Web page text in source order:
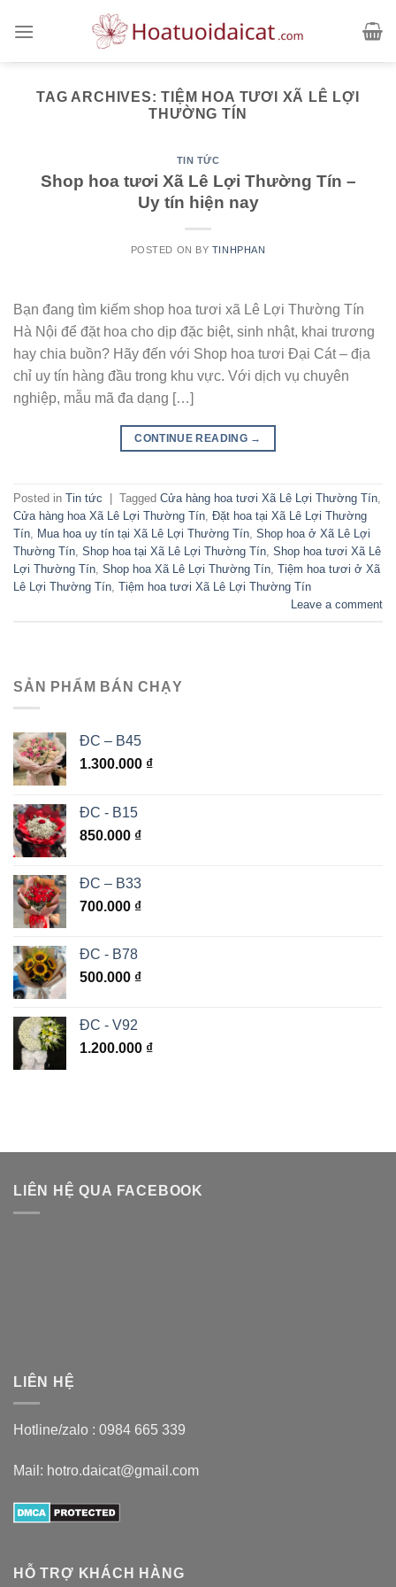
TAG ARCHIVES:TIỆM HOA TƯƠI XÃ LÊ LỢI
THƯỜNG TÍN
TIN TỨC
Shop hoa tươi Xã Lê Lợi Thường Tín –
Uy tín hiện nay
POSTED ON BY TINHPHAN
Bạn đang tìm kiếm shop hoa tươi xã Lê Lợi Thường Tín
Hà Nội để đặt hoa cho dịp đặc biệt, sinh nhật, khai trương
hay chia buồn? Hãy đến với Shop hoa tươi Đại Cát – địa
chỉ uy tín hàng đầu trong khu vực. Với dịch vụ chuyên
nghiệp, mẫu mã đa dạng […]
CONTINUE READING →
Posted in Tin tức Tagged Cửa hàng hoa tươi Xã Lê Lợi Thường Tín
Cửa hàng hoa Xã Lê Lợi Thường Tín Đặt hoa tại Xã Lê Lợi Thường
Tín
Mua hoa uy tín tại Xã Lê Lợi Thường Tín Shop hoa ở Xã Lê Lợi
Thường Tín Shop hoa tại Xã Lê Lợi Thường Tín Shop hoa tươi Xã Lê
Lợi Thường Tín Shop hoa Xã Lê Lợi Thường Tín Tiệm hoa tươi ở Xã
Lê Lợi Thường Tín Tiệm hoa tươi Xã Lê Lợi Thường Tín
Leave a comment
SẢN PHẨM BÁN CHẠY
ĐC – B45
1.300.000 ₫
ĐC - B15
850.000 ₫
ĐC – B33
700.000 ₫
ĐC - B78
500.000 ₫
ĐC - V92
1.200.000 ₫
LIÊN HỆ QUA FACEBOOK
LIÊN HỆ
Hotline/zalo : 0984 665 339
Mail: hotro.daicat@gmail.com
HỖ TRỢ KHÁCH HÀNG